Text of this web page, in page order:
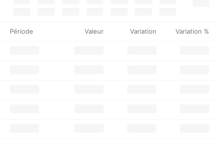
Période Valeur Variation Variation %